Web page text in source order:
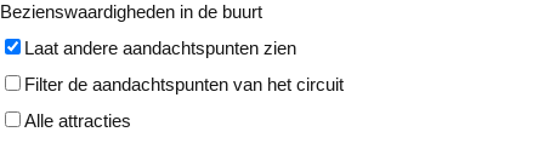
Bezienswaardigheden in de buurt
Laat andere aandachtspunten zien
Filter de aandachtspunten van het circuit
Alle attracties